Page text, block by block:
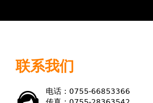
联系我们
电话：0755-66853366